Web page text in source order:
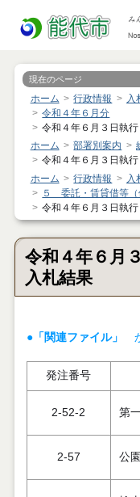
現在のページ
ホーム 行政情報 入
令和４年６月分
令和４年６月３日執
ホーム
部署別案内
令和４年６月３日執
ホーム
行政情報 入
５ 委託・賃貸借等（
令和４年６月３日執
令和４年６月
入札結果
●「関連ファイル」
発注番号
2-52-2 第
2-57 公